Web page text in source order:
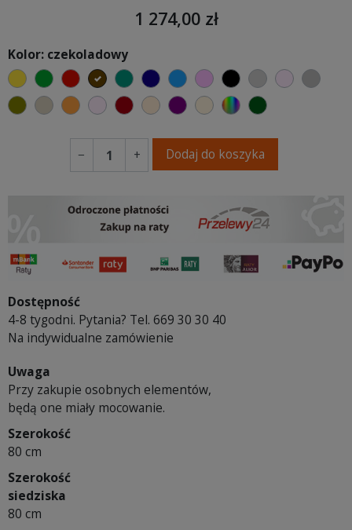
1 274,00 zł
Kolor: czekoladowy
żółtyzielonyczerwonyczekoladowy
turkusowygranatowyniebieski
różowyczarnyjasnoszary
jasny róż
szary
oliwkowy
beżowypomarańczowy
pastelowy róż
bordowyciepły kremowy
fioletowa purpura
ecru beżowy
wybór koloru
ciemno zielony
− + Dodaj do koszyka
Dostępność
4-8 tygodni. Pytania? Tel. 669 30 30 40
Na indywidualne zamówienie
Uwaga
Przy zakupie osobnych elementów,
będą one miały mocowanie.
Szerokość
80 cm
Szerokość
siedziska
80 cm